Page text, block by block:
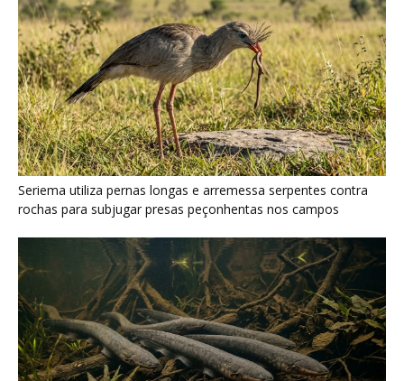
Poraquê sincroniza descargas elétricas em grupo para
amplificar campo elétrico e atordoar cardumes de peixes
maiores na Amazônia